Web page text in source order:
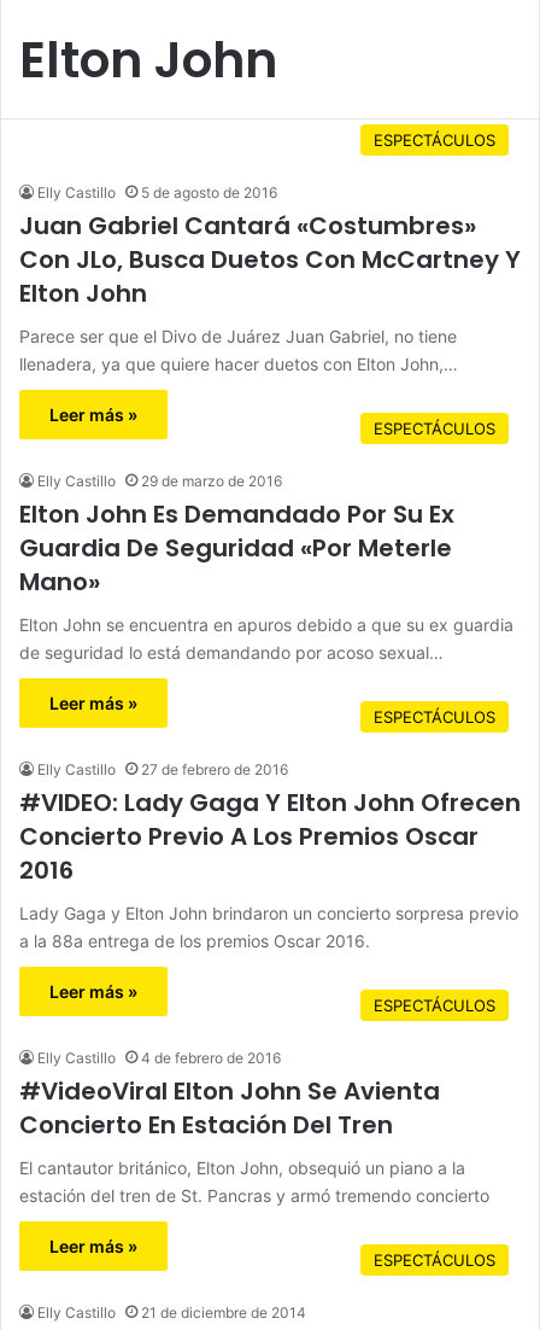
Elton John
ESPECTÁCULOS
Elly Castillo 5 de agosto de 2016
Juan Gabriel Cantará «Costumbres»
Con JLo, Busca Duetos Con McCartney Y
Elton John
Parece ser que el Divo de Juárez Juan Gabriel, no tiene
llenadera, ya que quiere hacer duetos con Elton John,…
Leer más »
ESPECTÁCULOS
Elly Castillo 29 de marzo de 2016
Elton John Es Demandado Por Su Ex
Guardia De Seguridad «Por Meterle
Mano»
Elton John se encuentra en apuros debido a que su ex guardia
de seguridad lo está demandando por acoso sexual…
Leer más »
ESPECTÁCULOS
Elly Castillo 27 de febrero de 2016
#VIDEO: Lady Gaga Y Elton John Ofrecen
Concierto Previo A Los Premios Oscar
2016
Lady Gaga y Elton John brindaron un concierto sorpresa previo
a la 88a entrega de los premios Oscar 2016.
Leer más »
ESPECTÁCULOS
Elly Castillo 4 de febrero de 2016
#VideoViral Elton John Se Avienta
Concierto En Estación Del Tren
El cantautor británico, Elton John, obsequió un piano a la
estación del tren de St. Pancras y armó tremendo concierto
Leer más »
ESPECTÁCULOS
Elly Castillo 21 de diciembre de 2014